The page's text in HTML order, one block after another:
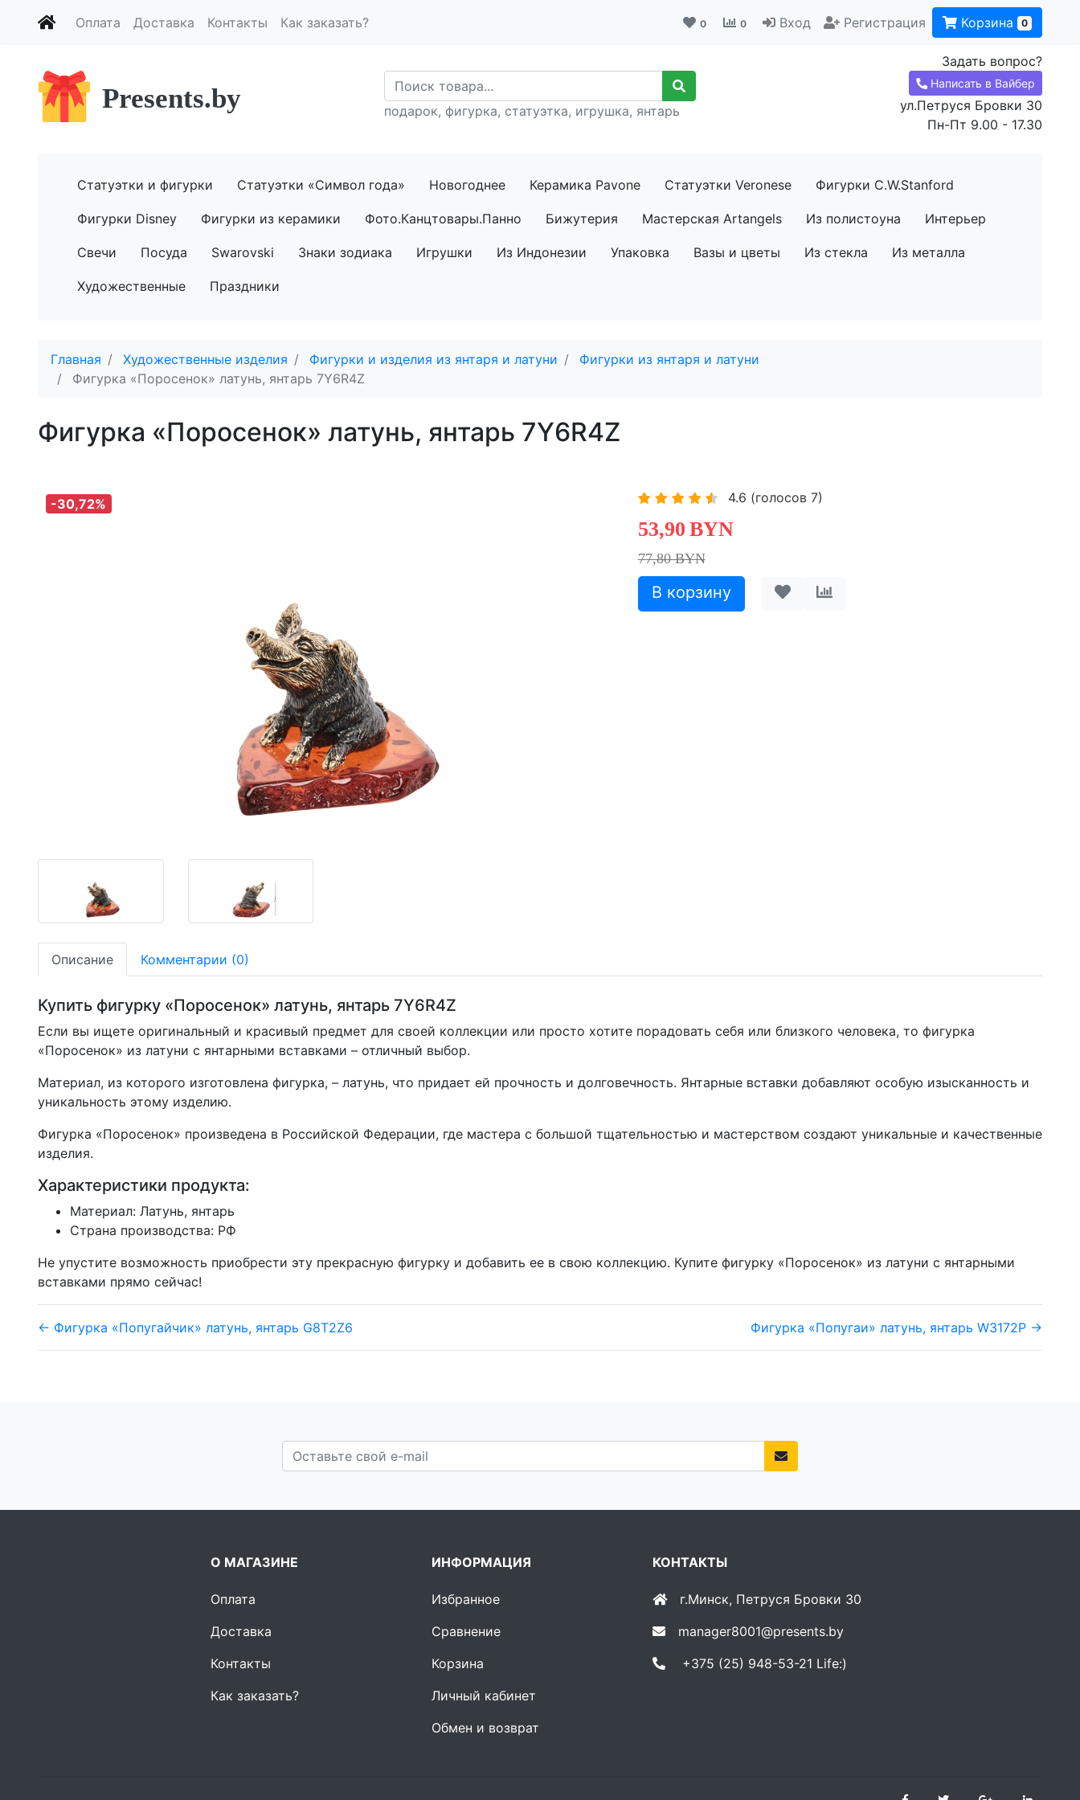
Оплата Доставка Контакты Как заказать? 0 0 Вход Регистрация Корзина 0
Presents.by подарок, фигурка, статуэтка, игрушка, янтарь
Задать вопрос?
Написать в Вайбер
ул.Петруся Бровки 30
Пн-Пт 9.00 - 17.30
Статуэтки и фигурки Статуэтки «Символ года» Новогоднее Керамика Pavone Статуэтки Veronese Фигурки C.W.Stanford
Фигурки Disney Фигурки из керамики Фото.Канцтовары.Панно Бижутерия Мастерская Artangels Из полистоуна Интерьер
Свечи Посуда Swarovski Знаки зодиака Игрушки Из Индонезии Упаковка Вазы и цветы Из стекла Из металла
Художественные Праздники
Главная Художественные изделия Фигурки и изделия из янтаря и латуни
Фигурки из янтаря и латуни
Фигурка «Поросенок» латунь, янтарь 7Y6R4Z
Фигурка «Поросенок» латунь, янтарь 7Y6R4Z
-30,72%
-30,72%
4.6 (голосов 7)
53,90 BYN
77,80 BYN
Описание Комментарии (0)
Купить фигурку «Поросенок» латунь, янтарь 7Y6R4Z
Если вы ищете оригинальный и красивый предмет для своей коллекции или просто хотите порадовать себя или близкого человека, то фигурка
«Поросенок» из латуни с янтарными вставками – отличный выбор.
Материал, из которого изготовлена фигурка, – латунь, что придает ей прочность и долговечность. Янтарные вставки добавляют особую изысканность и
уникальность этому изделию.
Фигурка «Поросенок» произведена в Российской Федерации, где мастера с большой тщательностью и мастерством создают уникальные и качественные
изделия.
Характеристики продукта:
Материал: Латунь, янтарь
Страна производства: РФ
Не упустите возможность приобрести эту прекрасную фигурку и добавить ее в свою коллекцию. Купите фигурку «Поросенок» из латуни с янтарными
вставками прямо сейчас!
← Фигурка «Попугайчик» латунь, янтарь G8T2Z6 Фигурка «Попугаи» латунь, янтарь W3172P →
О МАГАЗИНЕ
Оплата
Доставка
Контакты
Как заказать?
ИНФОРМАЦИЯ
Избранное
Сравнение
Корзина
Личный кабинет
Обмен и возврат
КОНТАКТЫ
г.Минск, Петруся Бровки 30
manager8001@presents.by
+375 (25) 948-53-21 Life:)